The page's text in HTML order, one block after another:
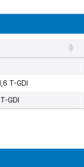
T-GDI
GDI